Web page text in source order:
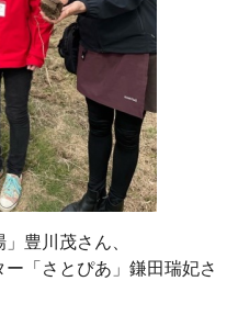
豊川茂さん、
「さとぴあ」鎌田瑞妃さ